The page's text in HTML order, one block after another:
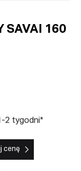
SAVAI 160
2 tygodni*
cenę